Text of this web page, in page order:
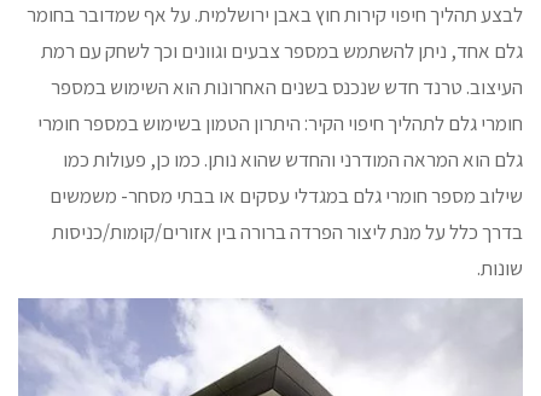
לבצע תהליך חיפוי קירות חוץ באבן ירושלמית. על אף שמדובר בחומר
גלם אחד, ניתן להשתמש במספר צבעים וגוונים וכך לשחק עם רמת
העיצוב. טרנד חדש שנכנס בשנים האחרונות הוא השימוש במספר
חומרי גלם לתהליך חיפוי הקיר: היתרון הטמון בשימוש במספר חומרי
גלם הוא המראה המודרני והחדש שהוא נותן. כמו כן, פעולות כמו
שילוב מספר חומרי גלם במגדלי עסקים או בבתי מסחר- משמשים
בדרך כלל על מנת ליצור הפרדה ברורה בין אזורים/קומות/כניסות
שונות.